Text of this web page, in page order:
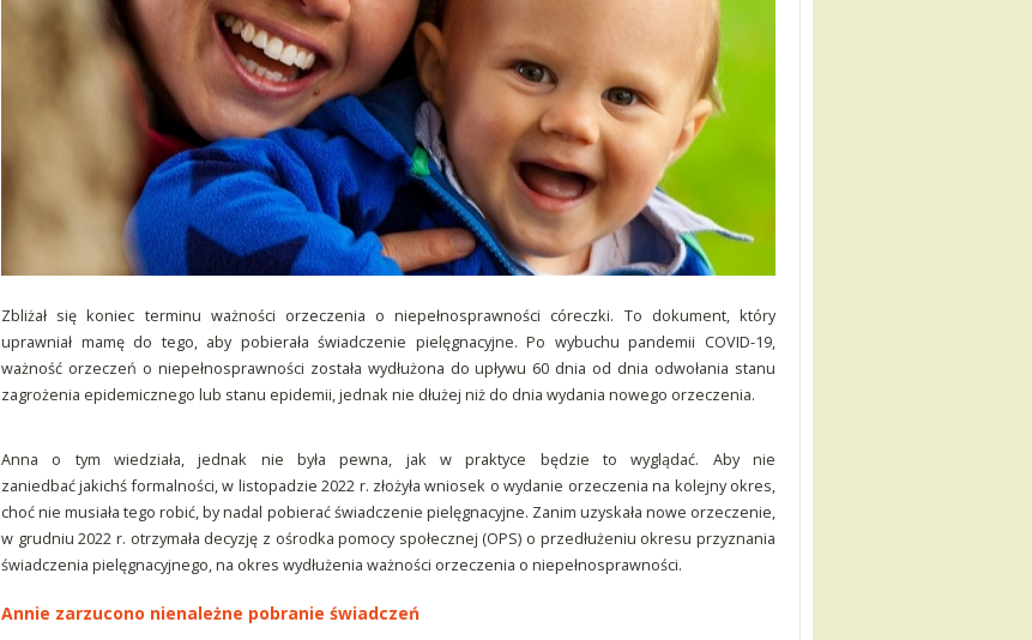
Zbliżał się koniec terminu ważności orzeczenia o niepełnosprawności córeczki. To dokument, który
uprawniał mamę do tego, aby pobierała świadczenie pielęgnacyjne. Po wybuchu pandemii COVID-19,
ważność orzeczeń o niepełnosprawności została wydłużona do upływu 60 dnia od dnia odwołania stanu
zagrożenia epidemicznego lub stanu epidemii, jednak nie dłużej niż do dnia wydania nowego orzeczenia.
Anna o tym wiedziała, jednak nie była pewna, jak w praktyce będzie to wyglądać. Aby nie
zaniedbać jakichś formalności, w listopadzie 2022 r. złożyła wniosek o wydanie orzeczenia na kolejny okres,
choć nie musiała tego robić, by nadal pobierać świadczenie pielęgnacyjne. Zanim uzyskała nowe orzeczenie,
w grudniu 2022 r. otrzymała decyzję z ośrodka pomocy społecznej (OPS) o przedłużeniu okresu przyznania
świadczenia pielęgnacyjnego, na okres wydłużenia ważności orzeczenia o niepełnosprawności.
Annie zarzucono nienależne pobranie świadczeń